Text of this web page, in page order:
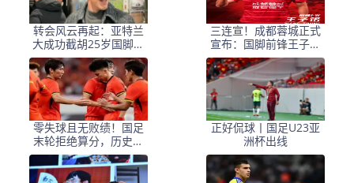
转会风云再起：亚特兰
大成功截胡25岁国脚，
罗马快速锁定18岁新星
前锋
三连宣！成都蓉城正式
宣布：国脚前锋王子铭
加盟球队
零失球且无败绩！国足
末轮拒绝算分，历史首
次进入8强
正好侃球丨国足U23亚
洲杯出线